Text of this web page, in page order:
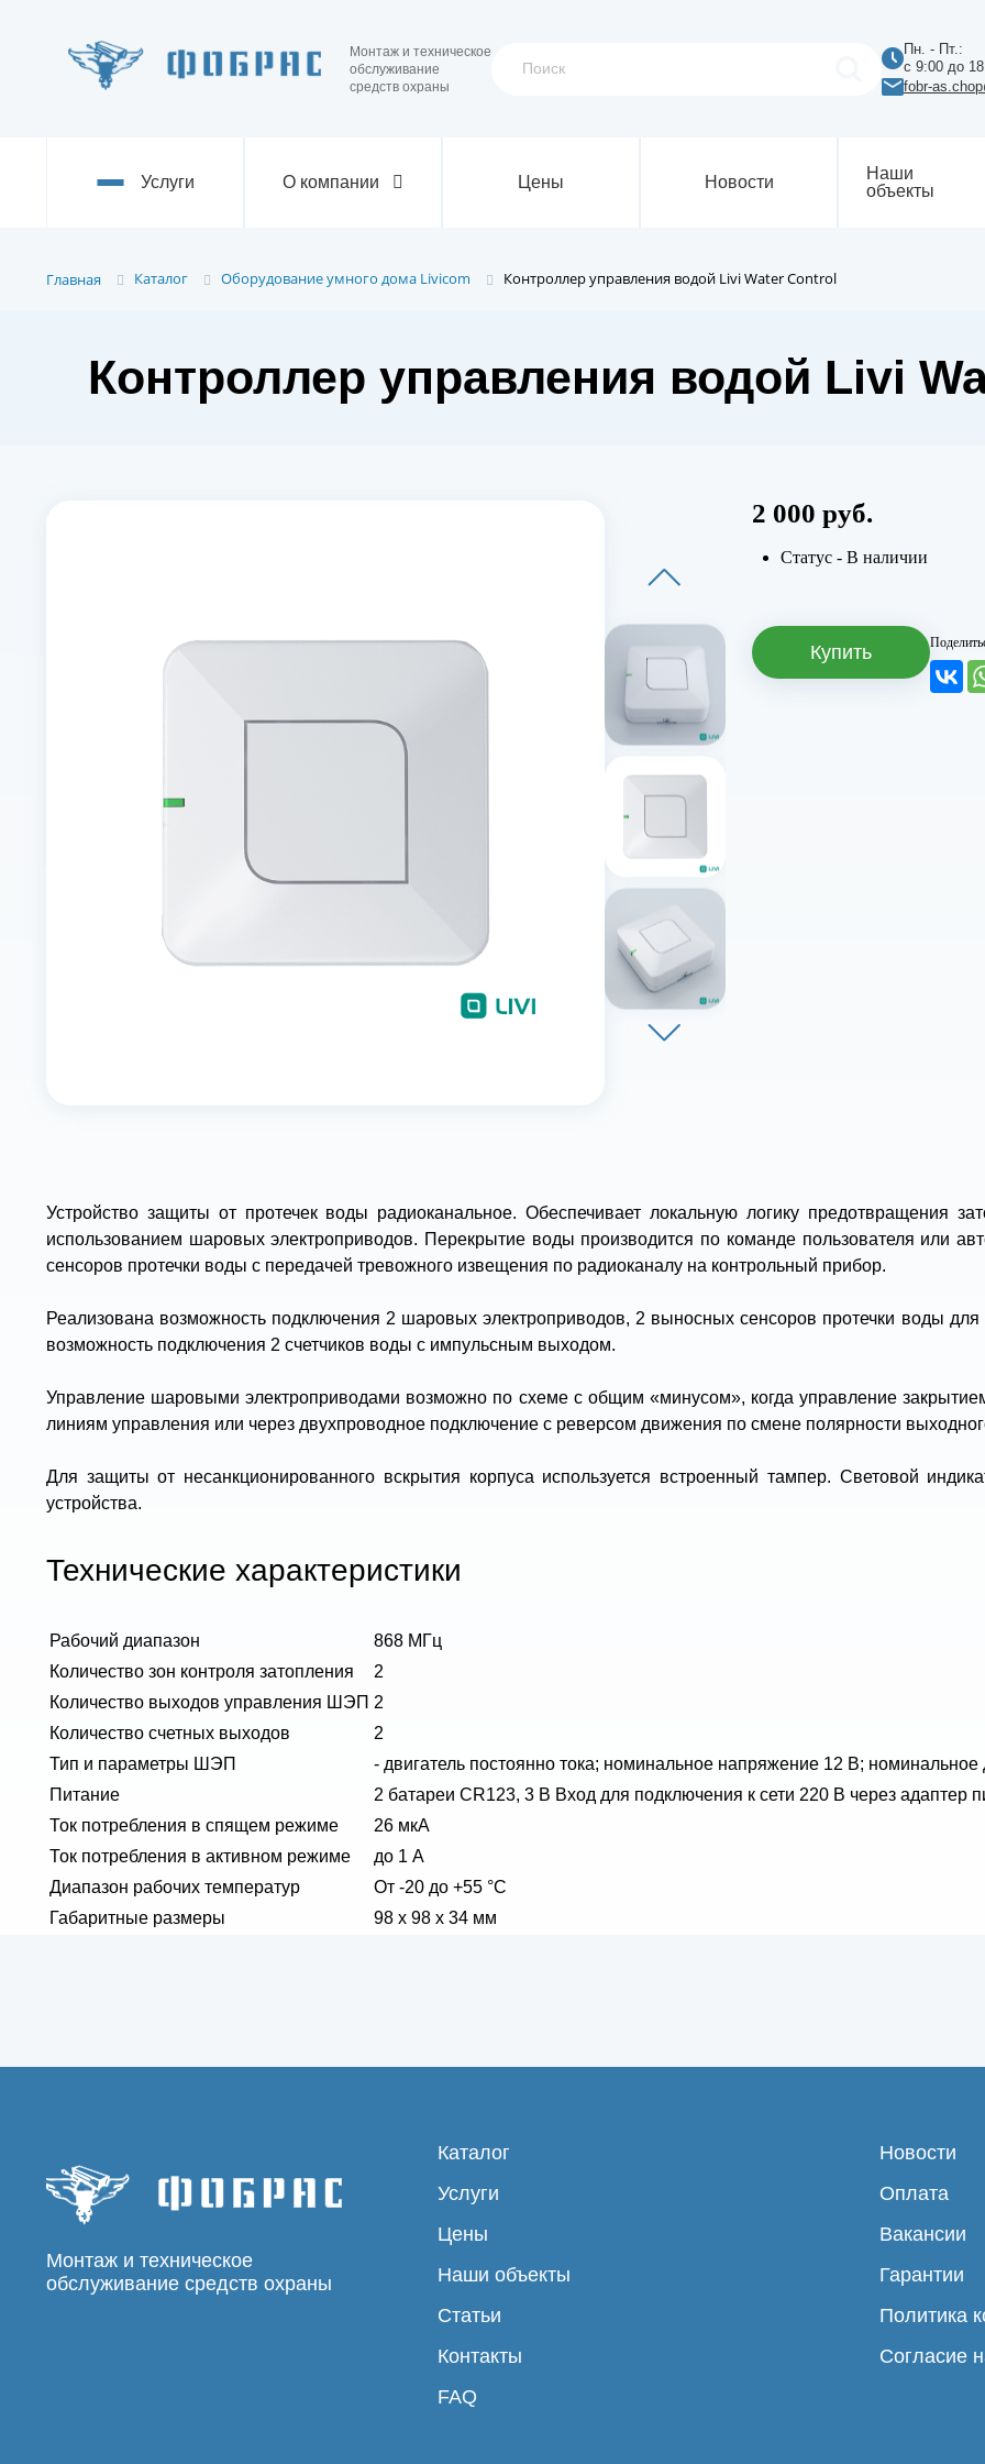
Монтаж и техническое
обслуживание
средств охраны
Пн. - Пт.:
с 9:00 до
fobr-
Услуги О компании Цены Новости
Наши
объекты
Главная Каталог Оборудование умного дома Livicom Контроллер управления водой Livi Water Control
Контроллер управления водой Livi
2 000 руб.
Статус - В наличии
Купить
Устройство защиты от протечек воды радиоканальное. Обеспечивает локальную логику предотвращения
использованием шаровых электроприводов. Перекрытие воды производится по команде пользователя или
сенсоров протечки воды с передачей тревожного извещения по радиоканалу на контрольный прибор.
Реализована возможность подключения 2 шаровых электроприводов, 2 выносных сенсоров протечки воды
возможность подключения 2 счетчиков воды с импульсным выходом.
Управление шаровыми электроприводами возможно по схеме с общим «минусом», когда управление
линиям управления или через двухпроводное подключение с реверсом движения по смене полярности
Для защиты от несанкционированного вскрытия корпуса используется встроенный тампер. Световой
устройства.
Технические характеристики
Рабочий диапазон
868 МГц
Количество зон контроля затопления
2
Количество выходов управления ШЭП 2
Количество счетных выходов
2
Тип и параметры ШЭП
- двигатель постоянно тока; номинальное напряжение 12 В; номинальное
Питание
2 батареи CR123, 3 В Вход для подключения к сети 220 В через адаптер
Ток потребления в спящем режиме
26 мкА
Ток потребления в активном режиме
до 1 А
Диапазон рабочих температур
От -20 до +55 °C
Габаритные размеры
98 х 98 х 34 мм
Монтаж и техническое
обслуживание средств охраны
Каталог
Услуги
Цены
Наши объекты
Статьи
Контакты
FAQ
Новости
Оплата
Вакансии
Гарантии
Политика
Согласие